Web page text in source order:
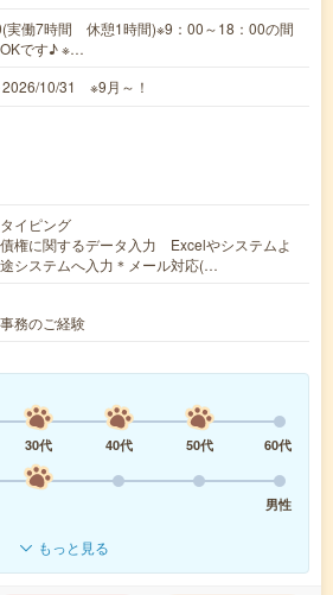
実働7時間 休憩1時間)※9：00～18：00の間
です♪ ※…
10/31 ※9月～！
イピング
権に関するデータ入力 Excelやシステムよ
システムへ入力＊メール対応(…
務のご経験
30代 40代 50代
60代
男性
もっと見る